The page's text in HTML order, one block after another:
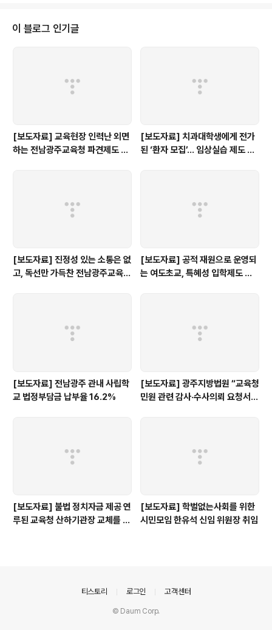
다른 교육을 그리는 사람들의 이야기를 듣고, 실천의 용기
를 얻고자 한다. ○ 미리 보기하승우 님은 교육이 외부의 편
구성할 것인지 생각해야..
이 블로그 인기글
[보도자료] 교육현장 인력난 외면
하는 전남광주교육청 파견제도 재
[보도자료] 치과대학생에게 전가
된 ‘환자 모집’… 임상실습 제도 개
[보도자료] 진정성 있는 소통은 없
고, 독선만 가득찬 전남광주교육감
[보도자료] 공적 재원으로 운영되
는 여도초교, 특혜성 입학제도 즉
[보도자료] 전남광주 관내 사립학
교 법정부담금 납부율 16.2%
[보도자료] 광주지방법원 “교육청
민원 관련 감사·수사의뢰 요청서,
[보도자료] 불법 정치자금 제공 연
루된 교육청 산하기관장 교체를 촉
[보도자료] 학벌없는사회를 위한
시민모임 한유석 신임 위원장 취임
티스토리 로그인 고객센터
© Daum Corp.